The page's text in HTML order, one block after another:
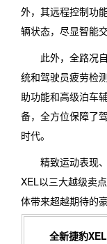
外，其远程控制功
辆状态，尽显智能
此外，全路况
统和驾驶员疲劳检
助功能和高级泊车
备，全方位保障了
时代。
精致运动表现
XEL以三大越级卖
体带来超越期待的
全新捷豹XEL